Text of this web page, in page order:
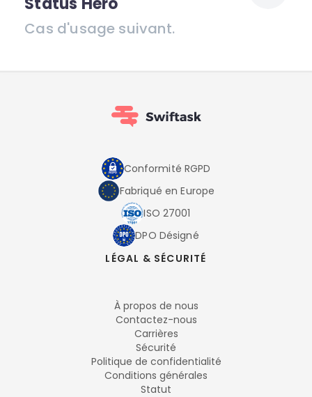
Cas d'usage suivant.
Conformité RGPD
Fabriqué en Europe
ISO 27001
DPO Désigné
LÉGAL & SÉCURITÉ
À propos de nous
Contactez-nous
Carrières
Sécurité
Politique de confidentialité
Conditions générales
Statut